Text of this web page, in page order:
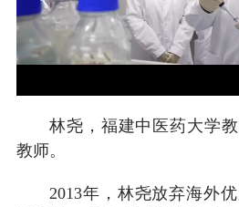
林尧，福建中医药大学
教师。
2013年，林尧放弃海外